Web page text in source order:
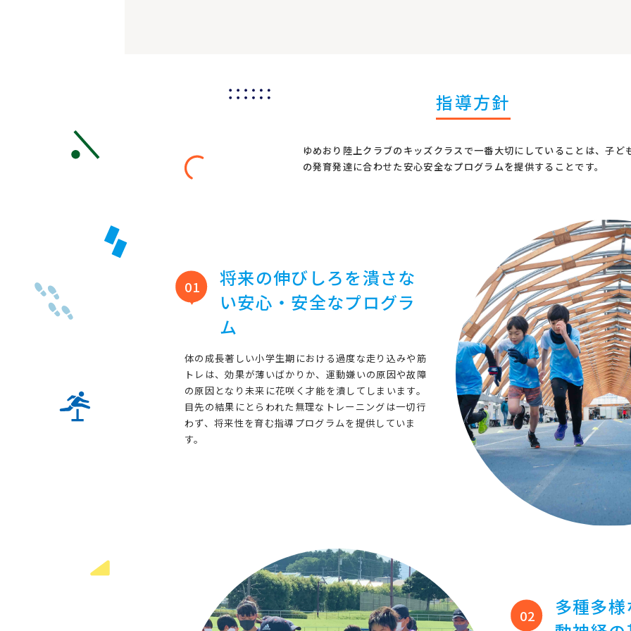
指導方針
ゆめおり陸上クラブのキッズクラスで一番大切にしていることは、子ど
の発育発達に合わせた安心安全なプログラムを提供することです。
01
将来の伸びしろを潰さな
い安心・安全なプログラ
ム
体の成長著しい小学生期における過度な走り込みや筋
トレは、効果が薄いばかりか、運動嫌いの原因や故障
の原因となり未来に花咲く才能を潰してしまいます。
目先の結果にとらわれた無理なトレーニングは一切行
わず、将来性を育む指導プログラムを提供していま
す。
02
多種多